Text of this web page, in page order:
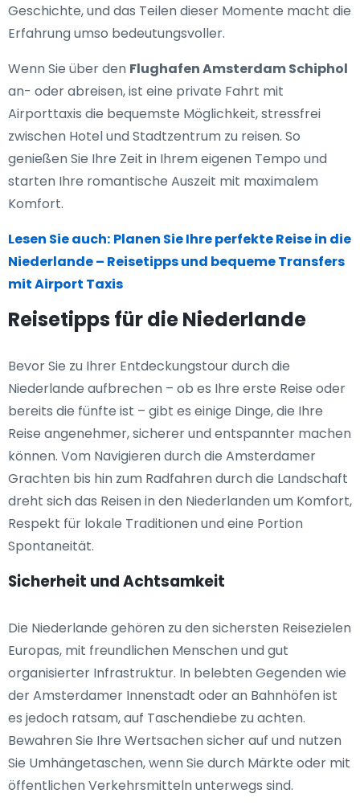
Geschichte, und das Teilen dieser Momente macht die
Erfahrung umso bedeutungsvoller.
Wenn Sie über den Flughafen Amsterdam Schiphol
an- oder abreisen, ist eine private Fahrt mit
Airporttaxis die bequemste Möglichkeit, stressfrei
zwischen Hotel und Stadtzentrum zu reisen. So
genießen Sie Ihre Zeit in Ihrem eigenen Tempo und
starten Ihre romantische Auszeit mit maximalem
Komfort.
Lesen Sie auch: Planen Sie Ihre perfekte Reise in die
Niederlande – Reisetipps und bequeme Transfers
mit Airport Taxis
Reisetipps für die Niederlande
Bevor Sie zu Ihrer Entdeckungstour durch die
Niederlande aufbrechen – ob es Ihre erste Reise oder
bereits die fünfte ist – gibt es einige Dinge, die Ihre
Reise angenehmer, sicherer und entspannter machen
können. Vom Navigieren durch die Amsterdamer
Grachten bis hin zum Radfahren durch die Landschaft
dreht sich das Reisen in den Niederlanden um Komfort,
Respekt für lokale Traditionen und eine Portion
Spontaneität.
Sicherheit und Achtsamkeit
Die Niederlande gehören zu den sichersten Reisezielen
Europas, mit freundlichen Menschen und gut
organisierter Infrastruktur. In belebten Gegenden wie
der Amsterdamer Innenstadt oder an Bahnhöfen ist
es jedoch ratsam, auf Taschendiebe zu achten.
Bewahren Sie Ihre Wertsachen sicher auf und nutzen
Sie Umhängetaschen, wenn Sie durch Märkte oder mit
öffentlichen Verkehrsmitteln unterwegs sind.